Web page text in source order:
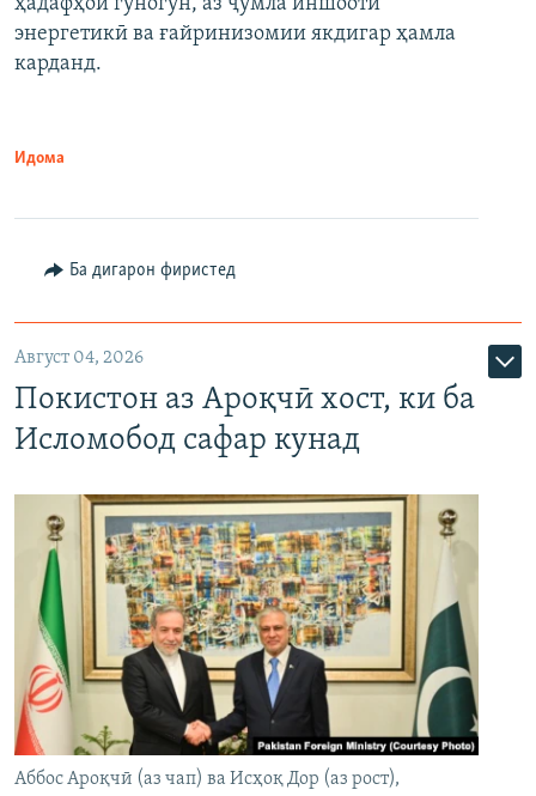
энергетикӣ ва ғайринизомии якдигар ҳамла
карданд.
Идома
Ба дигарон фиристед
Август 04, 2026
Покистон аз Ароқчӣ хост, ки ба
Исломобод сафар кунад
Аббос Ароқчӣ (аз чап) ва Исҳоқ Дор (аз рост),